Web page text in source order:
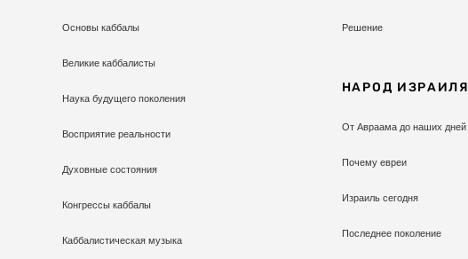
Основы каббалы
Великие каббалисты
Наука будущего поколения
Восприятие реальности
Духовные состояния
Конгрессы каббалы
Каббалистическая музыка
Решение
НАРОД ИЗРАИЛЯ
От Авраама до наших дней
Почему евреи
Израиль сегодня
Последнее поколение